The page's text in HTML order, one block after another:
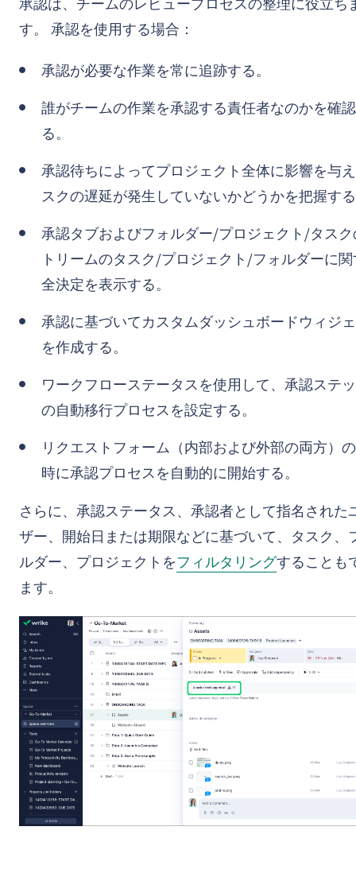
承認は、チームのレビュープロセスの整理に役立ち
す。 承認を使用する場合：
承認が必要な作業を常に追跡する。
誰がチームの作業を承認する責任者なのかを確
る。
承認待ちによってプロジェクト全体に影響を与
スクの遅延が発生していないかどうかを把握す
承認タブおよびフォルダー/プロジェクト/タス
トリームのタスク/プロジェクト/フォルダーに
全決定を表示する。
承認に基づいてカスタムダッシュボードウィジ
を作成する。
ワークフローステータスを使用して、承認ステ
の自動移行プロセスを設定する。
リクエストフォーム（内部および外部の両方）
時に承認プロセスを自動的に開始する。
さらに、承認ステータス、承認者として指名された
ザー、開始日または期限などに基づいて、タスク、
ルダー、プロジェクトをフィルタリングすることも
ます。